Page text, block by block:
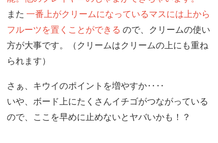
また 一番上がクリームになっているマスには上から
フルーツを置くことができる ので、クリームの使い
方が大事です。（クリームはクリームの上にも重ね
られます）
さぁ、キウイのポイントを増やすか‥‥
いや、ボード上にたくさんイチゴがつながっている
ので、ここを早めに止めないとヤバいかも！？